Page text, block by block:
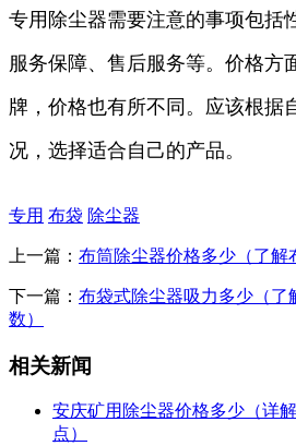
专用除尘器需要注意的事项包括
服务保障、售后服务等。价格方
牌，价格也有所不同。应该根据
况，选择适合自己的产品。
专用 布袋 除尘器
上一篇： 布筒除尘器价格多少（了解
下一篇： 布袋式除尘器吸力多少（了
数）
相关新闻
安庆矿用除尘器价格多少（详
点）